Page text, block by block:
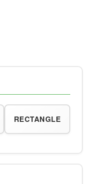
RECTANGLE